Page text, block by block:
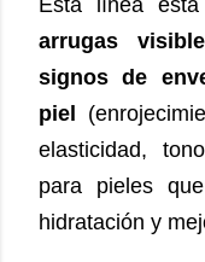
Esta línea
arrugas
signos de
piel
elasticidad,
para pieles
hidratación y